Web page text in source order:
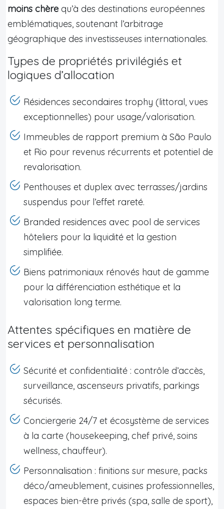
moins chère qu’à des destinations européennes
emblématiques, soutenant l’arbitrage
géographique des investisseuses internationales.
Types de propriétés privilégiés et
logiques d’allocation
Résidences secondaires trophy (littoral, vues
exceptionnelles) pour usage/valorisation.
Immeubles de rapport premium à São Paulo
et Rio pour revenus récurrents et potentiel de
revalorisation.
Penthouses et duplex avec terrasses/jardins
suspendus pour l’effet rareté.
Branded residences avec pool de services
hôteliers pour la liquidité et la gestion
simplifiée.
Biens patrimoniaux rénovés haut de gamme
pour la différenciation esthétique et la
valorisation long terme.
Attentes spécifiques en matière de
services et personnalisation
Sécurité et confidentialité : contrôle d’accès,
surveillance, ascenseurs privatifs, parkings
sécurisés.
Conciergerie 24/7 et écosystème de services
à la carte (housekeeping, chef privé, soins
wellness, chauffeur).
Personnalisation : finitions sur mesure, packs
déco/ameublement, cuisines professionnelles,
espaces bien-être privés (spa, salle de sport),